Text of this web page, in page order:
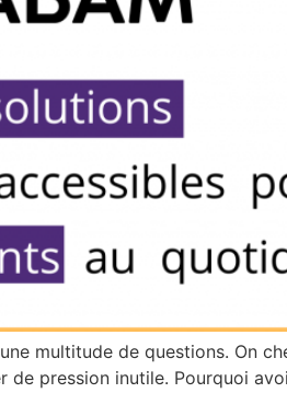
multitude de questions. On
pression inutile. Pourquoi